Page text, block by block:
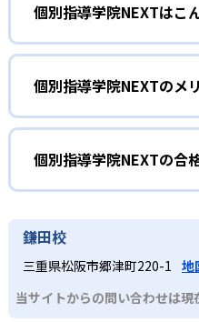
個別指導学院NEXTには指
て授業で使う教材を自由に
に合わせて教材を選択し、
い。オリジナル教材や市販
02 担当講
個別指導学院NEXTでは、
を指名できる。個別指導塾
可能。勉強面だけでなく精
ら、楽しく通塾したい生徒
講師とケアスタッフの
個別指導学院NEXTはこ
大人との相性
個別指導学院NEXTでは、
い。人見知りをするため、
づらい子どもも安心だ。逆
に引き締めてほしい場合な
師を選びやすい。
5教科の定期テスト
前は5教科の対策が可能だ。
個別指導学院NEXTのメ
どんなメ
個別指導学院NEXTは、講
る仕組みを持っている。担
フへ報告を行う必要がある
する学習記録NOTEで、保
きる。
個別指導学院NEXTでは、進
る。入試情報を整理した資
個別指導学院NEXTの合
個別指導学院NEXTは、シリ
鎌田校
三重県松阪市郷津町220-1 地
当サイトからの問い合わせは現